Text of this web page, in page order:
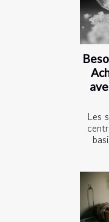
Les